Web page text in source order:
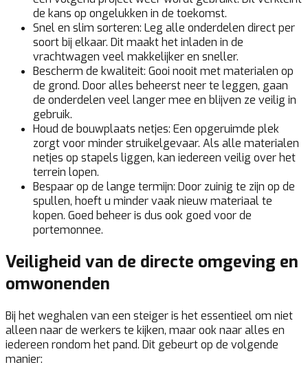
de kans op ongelukken in de toekomst.
Snel en slim sorteren: Leg alle onderdelen direct per
soort bij elkaar. Dit maakt het inladen in de
vrachtwagen veel makkelijker en sneller.
Bescherm de kwaliteit: Gooi nooit met materialen op
de grond. Door alles beheerst neer te leggen, gaan
de onderdelen veel langer mee en blijven ze veilig in
gebruik.
Houd de bouwplaats netjes: Een opgeruimde plek
zorgt voor minder struikelgevaar. Als alle materialen
netjes op stapels liggen, kan iedereen veilig over het
terrein lopen.
Bespaar op de lange termijn: Door zuinig te zijn op de
spullen, hoeft u minder vaak nieuw materiaal te
kopen. Goed beheer is dus ook goed voor de
portemonnee.
Veiligheid van de directe omgeving en
omwonenden
Bij het weghalen van een steiger is het essentieel om niet
alleen naar de werkers te kijken, maar ook naar alles en
iedereen rondom het pand. Dit gebeurt op de volgende
manier: